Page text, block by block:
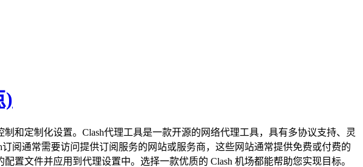
)
和定制化设置。Clash代理工具是一款开源的网络代理工具，具有多协议支持、灵
阅通常需要访问提供订阅服务的网站或服务商，这些网站通常提供免费或付费的
置文件并应用到代理设置中。选择一款优质的 Clash 机场都能帮助您实现目标。